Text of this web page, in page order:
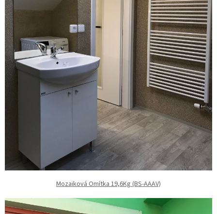
Mozaiková Omítka 19,6Kg (BS-AAAV)